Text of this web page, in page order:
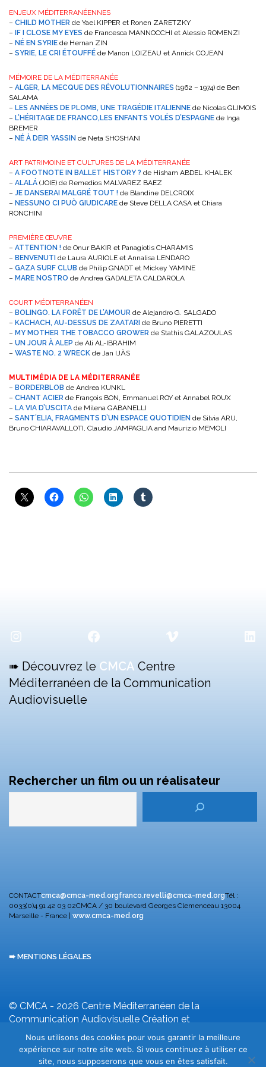
ENJEUX MÉDITERRANÉENNES
– CHILD MOTHER de Yael KIPPER et Ronen ZARETZKY
–
IF I CLOSE MY EYES de Francesca MANNOCCHI et Alessio ROMENZI
– NÉ EN SYRIE de Hernan ZIN
– SYRIE, LE CRI ÉTOUFFÉ de Manon LOIZEAU et Annick COJEAN
MÉMOIRE DE LA MÉDITERRANÉE
– ALGER, LA MECQUE DES RÉVOLUTIONNAIRES (1962 – 1974) de Ben
SALAMA
– LES ANNÉES DE PLOMB, UNE TRAGÉDIE ITALIENNE de Nicolas GLIMOIS
– L’HÉRITAGE DE FRANCO,LES ENFANTS VOLÉS D’ESPAGNE de Inga
BREMER
– NÉ À DEIR YASSIN de Neta SHOSHANI
ART PATRIMOINE ET CULTURES DE LA MÉDITERRANÉE
– A FOOTNOTE IN BALLET HISTORY ? de Hisham ABDEL KHALEK
– ALALÁ (JOIE) de Remedios MALVAREZ BAEZ
– JE DANSERAI MALGRÉ TOUT ! de Blandine DELCROIX
– NESSUNO CI PUÒ GIUDICARE de Steve DELLA CASA et Chiara
RONCHINI
PREMIÈRE ŒUVRE
– ATTENTION ! de Onur BAKIR et Panagiotis CHARAMIS
– BENVENUTI de Laura AURIOLE et Annalisa LENDARO
– GAZA SURF CLUB de Philip GNADT et Mickey YAMINE
– MARE NOSTRO de Andrea GADALETA CALDAROLA
COURT MÉDITERRANÉEN
– BOLINGO. LA FORÊT DE L’AMOUR de Alejandro G. SALGADO
– KACHACH, AU-DESSUS DE ZAATARI de Bruno PIERETTI
– MY MOTHER THE TOBACCO GROWER de Stathis GALAZOULAS
– UN JOUR À ALEP de Ali AL-IBRAHIM
– WASTE NO. 2 WRECK de Jan IJÄS
MULTIMÉDIA DE LA MÉDITERRANÉE
– BORDERBLOB de Andrea KUNKL
– CHANT ACIER de François BON, Emmanuel ROY et Annabel ROUX
– LA VIA D’USCITA de Milena GABANELLI
– SANT’ELIA, FRAGMENTS D’UN ESPACE QUOTIDIEN de Silvia ARU,
Bruno CHIARAVALLOTI, Claudio JAMPAGLIA and Maurizio MEMOLI
Instagram Facebook Vimeo
➠ Découvrez le CMCA Centre
Méditerranéen de la Communication
Audiovisuelle
Rechercher un film ou un réalisateur
CONTACTcmca@cmca-med.orgfranco.revelli@cmca-med.orgTél :
0033(0)4 91 42 03 02CMCA / 30 boulevard Georges Clemenceau 13004
Marseille - France | www.cmca-med.org
➠ MENTIONS LÉGALES
© CMCA - 2026 Centre Méditerranéen de la
Communication Audiovisuelle Création et
développement F. Revelli
Nous utilisons des cookies pour vous garantir la meilleure
expérience sur notre site web. Si vous continuez à utiliser ce
site, nous supposerons que vous en êtes satisfait.